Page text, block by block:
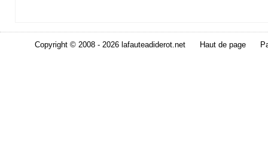
Copyright © 2008 - 2026 lafauteadiderot.net Haut de page